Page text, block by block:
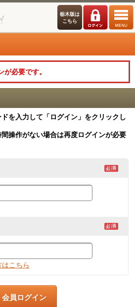
栃木版は
こちら
が必要です。
を入力して「ログイン」をクリックし
操作がない場合は再度ログインが必要
こちら